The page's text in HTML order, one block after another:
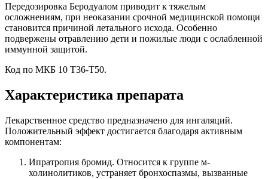
Передозировка Беродуалом приводит к тяжелым
осложнениям, при неоказании срочной медицинской помощи
становится причиной летального исхода. Особенно
подвержены отравлению дети и пожилые люди с ослабленной
иммунной защитой.
Код по МКБ 10 Т36-Т50.
Характеристика препарата
Лекарственное средство предназначено для ингаляций.
Положительный эффект достигается благодаря активным
компонентам:
Ипратропия бромид. Относится к группе м-
холинолитиков, устраняет бронхоспазмы, вызванные